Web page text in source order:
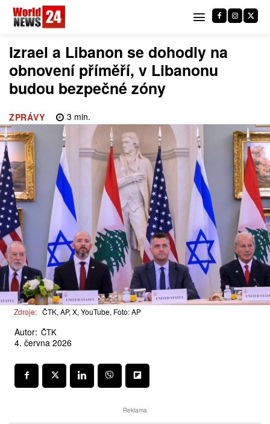
Izrael a Libanon se dohodly na
obnovení příměří, v Libanonu
budou bezpečné zóny
ZPRÁVY 3 min.
Zdroje: ČTK, AP, X, YouTube, Foto: AP
Autor: ČTK
4. června 2026
Reklama